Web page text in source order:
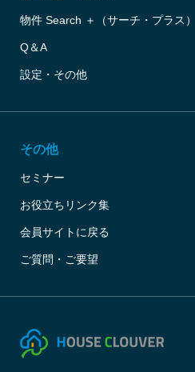
物件 Search ＋（サーチ・プラス）
Q＆A
設定・その他
その他
セミナー
お役立ちリンク集
会員サイトに戻る
ご質問・ご要望